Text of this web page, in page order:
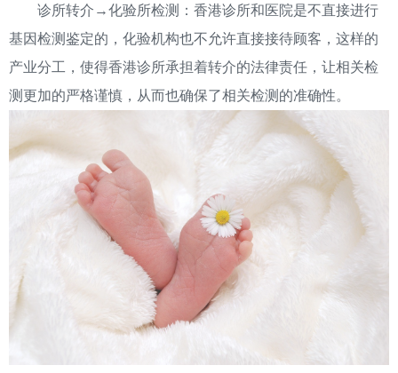
诊所转介→化验所检测：香港诊所和医院是不直接进行
基因检测鉴定的，化验机构也不允许直接接待顾客，这样的
产业分工，使得香港诊所承担着转介的法律责任，让相关检
测更加的严格谨慎，从而也确保了相关检测的准确性。